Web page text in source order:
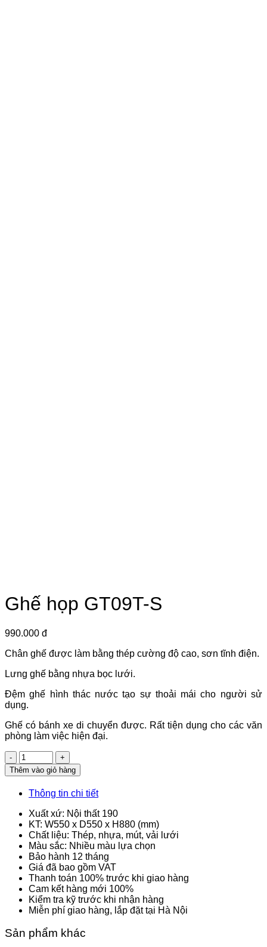
Ghế họp GT09T-S
990.000 đ
Chân ghế được làm bằng thép cường độ cao, sơn tĩnh điện.
Lưng ghế bằng nhựa bọc lưới.
Đệm ghế hình thác nước tạo sự thoải mái cho người sử
dụng.
Ghế có bánh xe di chuyển được. Rất tiện dụng cho các văn
phòng làm việc hiện đại.
Số
lượng
Thêm vào giỏ hàng
Thông tin chi tiết
Xuất xứ: Nội thất 190
KT: W550 x D550 x H880 (mm)
Chất liệu: Thép, nhựa, mút, vải lưới
Màu sắc: Nhiều màu lựa chọn
Bảo hành 12 tháng
Giá đã bao gồm VAT
Thanh toán 100% trước khi giao hàng
Cam kết hàng mới 100%
Kiểm tra kỹ trước khi nhận hàng
Miễn phí giao hàng, lắp đặt tại Hà Nội
Sản phẩm khác